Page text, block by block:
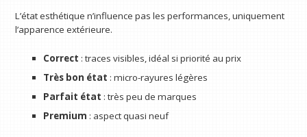
L’état esthétique n’influence pas les performances, uniquement
l’apparence extérieure.
Correct : traces visibles, idéal si priorité au prix
Très bon état : micro-rayures légères
Parfait état : très peu de marques
Premium : aspect quasi neuf